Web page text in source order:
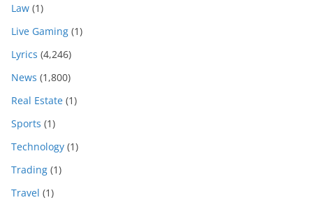
Law (1)
Live Gaming (1)
Lyrics (4,246)
News (1,800)
Real Estate (1)
Sports (1)
Technology (1)
Trading (1)
Travel (1)